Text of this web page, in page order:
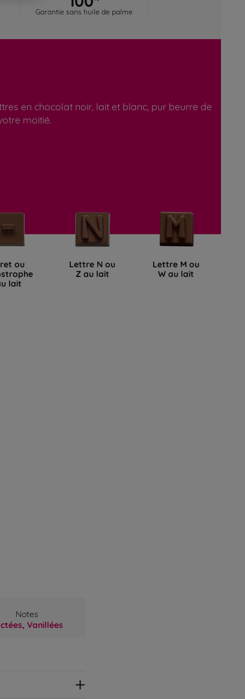
Garantie sans huile de palme
en chocolat noir, lait et blanc, pur beurre de
moitié.
ou
lait
Lettre N ou
Z au lait
Lettre M ou
W au lait
Notes
Vanillées